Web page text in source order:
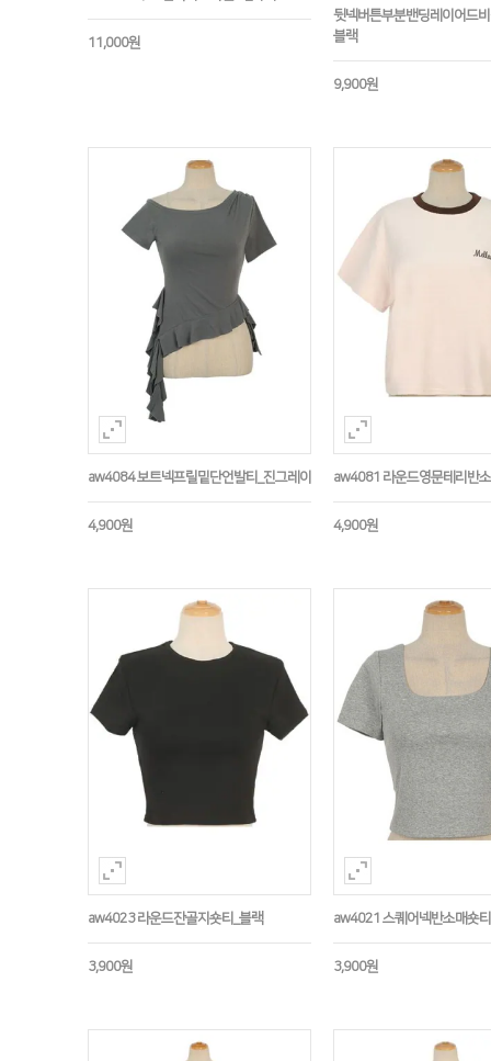
11,000원
뒷넥버튼부분밴딩레이어드
블랙
9,900원
aw4084 보트넥프릴밑단언발티_진그레이
4,900원
aw4081 라운드영문테리반
4,900원
aw4023 라운드잔골지숏티_블랙
3,900원
aw4021 스퀘어넥반소매숏
3,900원